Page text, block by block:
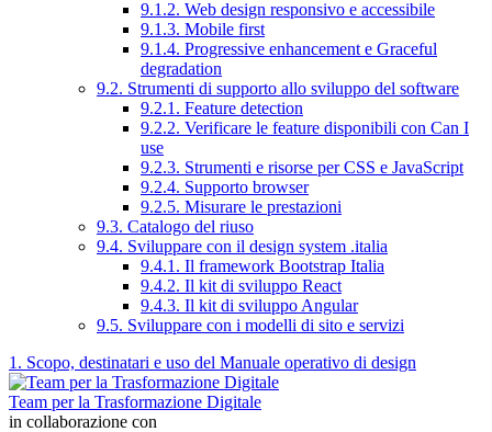
9.1.2. Web design responsivo e accessibile
9.1.3. Mobile first
9.1.4. Progressive enhancement e Graceful
degradation
9.2. Strumenti di supporto allo sviluppo del software
9.2.1. Feature detection
9.2.2. Verificare le feature disponibili con Can I
use
9.2.3. Strumenti e risorse per CSS e JavaScript
9.2.4. Supporto browser
9.2.5. Misurare le prestazioni
9.3. Catalogo del riuso
9.4. Sviluppare con il design system .italia
9.4.1. Il framework Bootstrap Italia
9.4.2. Il kit di sviluppo React
9.4.3. Il kit di sviluppo Angular
9.5. Sviluppare con i modelli di sito e servizi
1. Scopo, destinatari e uso del Manuale operativo di design
Team per la Trasformazione Digitale
in collaborazione con